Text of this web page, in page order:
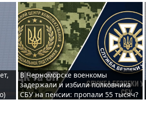
В Черноморске военкомы
задержали и избили полковника
СБУ на пенсии: пропали 55 тысяч?